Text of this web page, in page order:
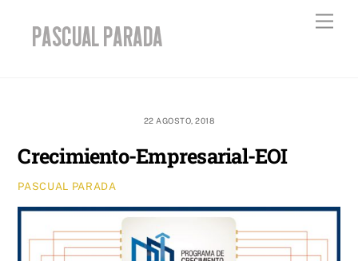
content
22 AGOSTO, 2018
Crecimiento-Empresarial-EOI
PASCUAL PARADA